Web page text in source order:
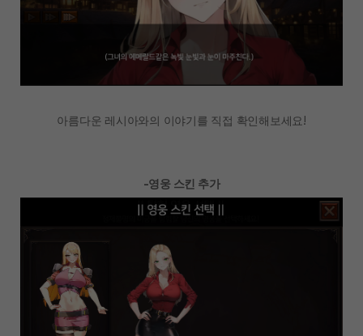
아름다운 레시아와의 이야기를 직접 확인해보세요!
-영웅 스킨 추가